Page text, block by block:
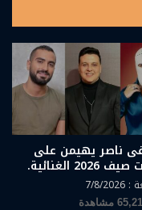
ناصر يهيمن على
الغنائية.
2026
مشاهدة